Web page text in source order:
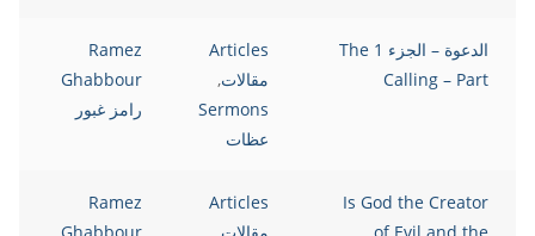
الدعوة – الجزء 1 The
Calling – Part
Articles
مقالات,
Sermons
عظات
Ramez
Ghabbour
رامز غبور
Is God the Creator
Articles
Ramez